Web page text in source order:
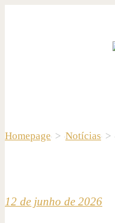
Homepage > Notícias >
12 de junho de 2026